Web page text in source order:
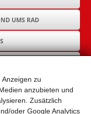
zu
anzubieten und
Zusätzlich
oder Google Analytics
UMS RAD